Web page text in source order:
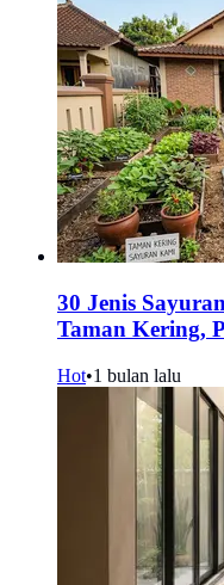
30 Jenis
Taman Kering,
Hot•1 bulan lalu